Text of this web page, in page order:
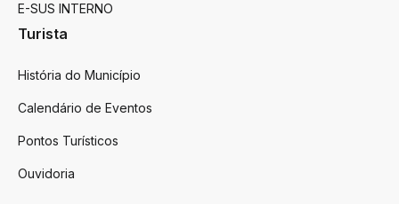
E-SUS INTERNO
Turista
História do Município
Calendário de Eventos
Pontos Turísticos
Ouvidoria